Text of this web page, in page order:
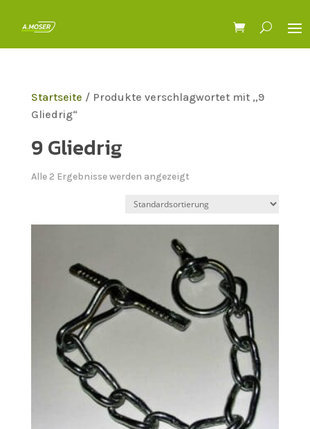
Startseite / Produkte verschlagwortet mit „9
Gliedrig“
9 Gliedrig
Alle 2 Ergebnisse werden angezeigt